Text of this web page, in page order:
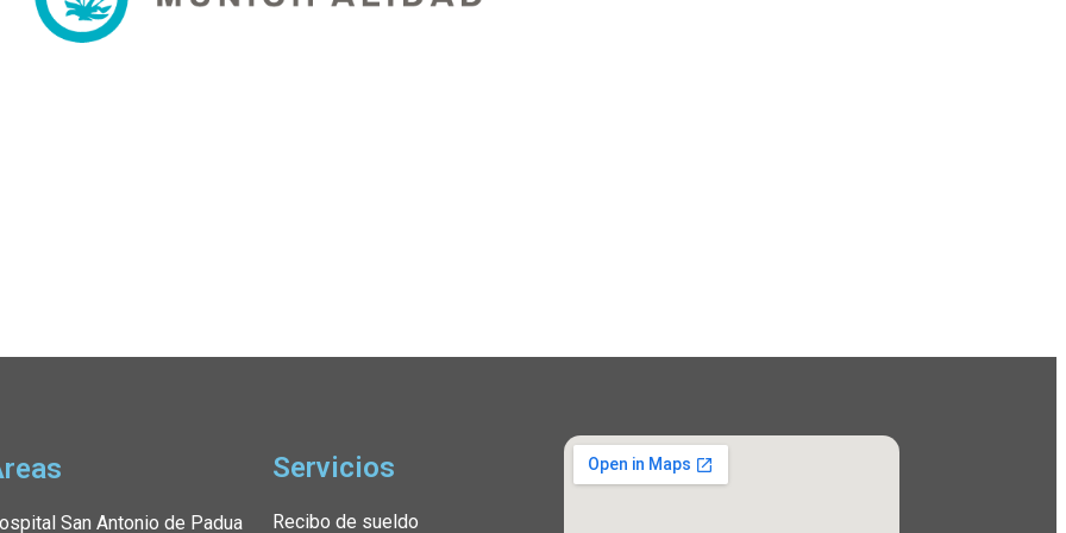
San Antonio de Padua
Servicios
Recibo de sueldo